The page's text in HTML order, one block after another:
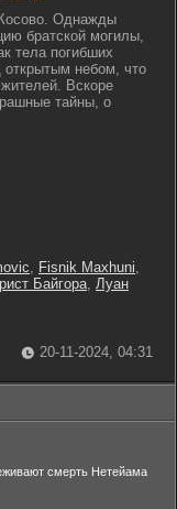
Однажды
братской могилы,
тела погибших
открытым небом, что
Вскоре
тайны, о
, Fisnik Maxhuni,
Байгора, Луан
20-11-2024, 04:31
смерть Нетейама